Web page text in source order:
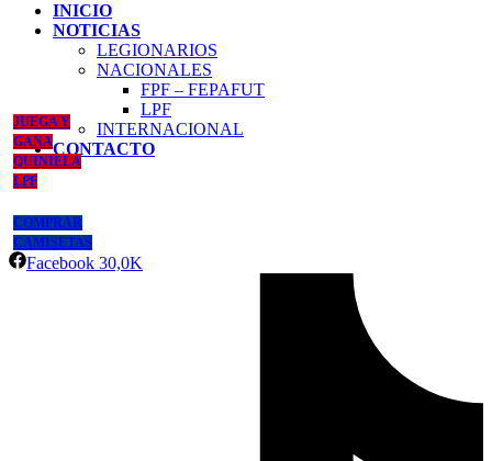
INICIO
NOTICIAS
LEGIONARIOS
NACIONALES
FPF – FEPAFUT
LPF
INTERNACIONAL
CONTACTO
JUEGA Y
GANA
QUINIELA
LPF
COMPRAR
CAMISETAS
Facebook 30,0K